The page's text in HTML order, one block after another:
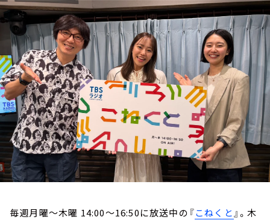
お知らせ
イベント・グッズ
YouTube
会社情報
毎週月曜～木曜 14:00～16:50に放送中の『こねくと』。木